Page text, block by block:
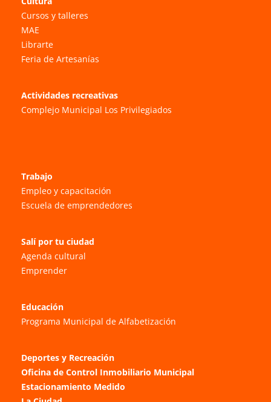
Cursos y talleres
MAE
Librarte
Feria de Artesanías
Actividades recreativas
Complejo Municipal Los Privilegiados
Trabajo
Empleo y capacitación
Escuela de emprendedores
Salí por tu ciudad
Agenda cultural
Emprender
Educación
Programa Municipal de Alfabetización
Deportes y Recreación
Oficina de Control Inmobiliario Municipal
Estacionamiento Medido